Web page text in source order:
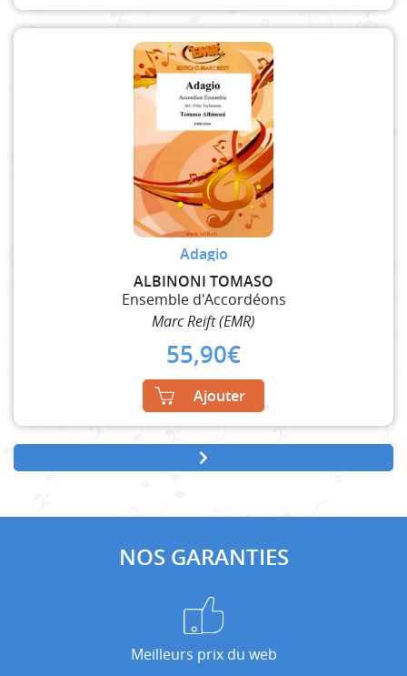
Adagio
ALBINONI TOMASO
Ensemble d'Accordéons
Marc Reift (EMR)
55,90€
Ajouter
NOS GARANTIES
Meilleurs prix du web